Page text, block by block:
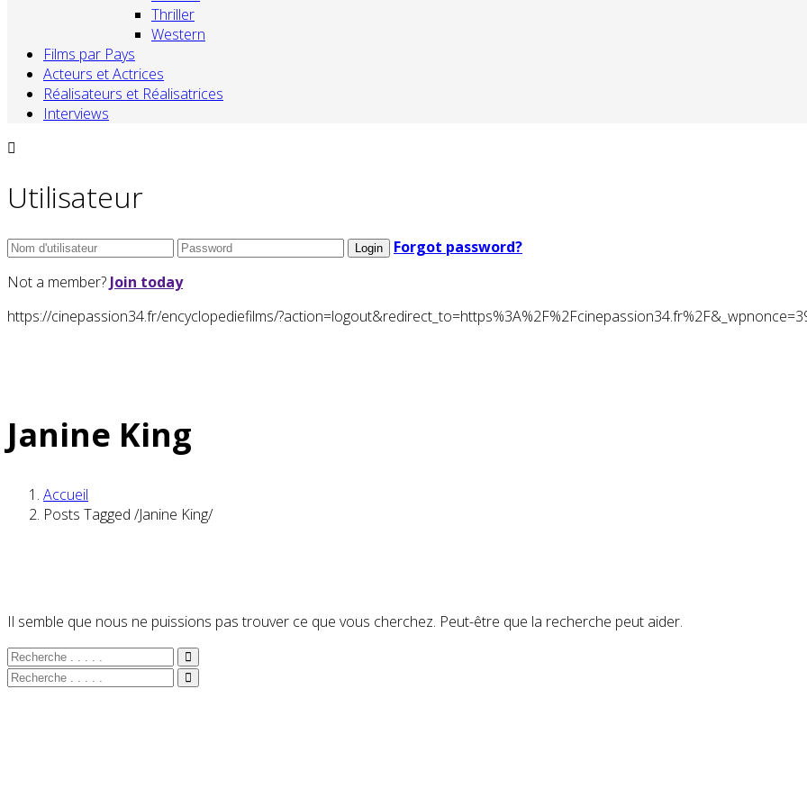
Thriller
Western
Films par Pays
Acteurs et Actrices
Réalisateurs et Réalisatrices
Interviews
Utilisateur
Forgot password?
Not a member? Join today
https://cinepassion34.fr/encyclopediefilms/
Janine King
Accueil
Posts Tagged /Janine King/
Il semble que nous ne puissions pas trouver ce que vous cherchez. Peut-être que la recherche peut aider.